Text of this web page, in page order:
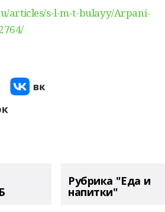
articles/s-l-m-t-bulayy/Arpani-
Рубрика "Еда и
напитки"